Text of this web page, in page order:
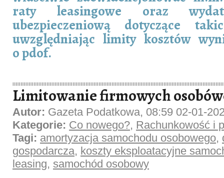
raty leasingowe oraz
ubezpieczeniową dotyczące
uwzględniając limity kosztów
o pdof.
Limitowanie firmowych
Autor: Gazeta Podatkowa, 08:59 02-01-
Kategorie: Co nowego?, Rachunkowość i
Tagi: amortyzacja samochodu osobowego,
gospodarcza, koszty eksploatacyjne
leasing, samochód osobowy